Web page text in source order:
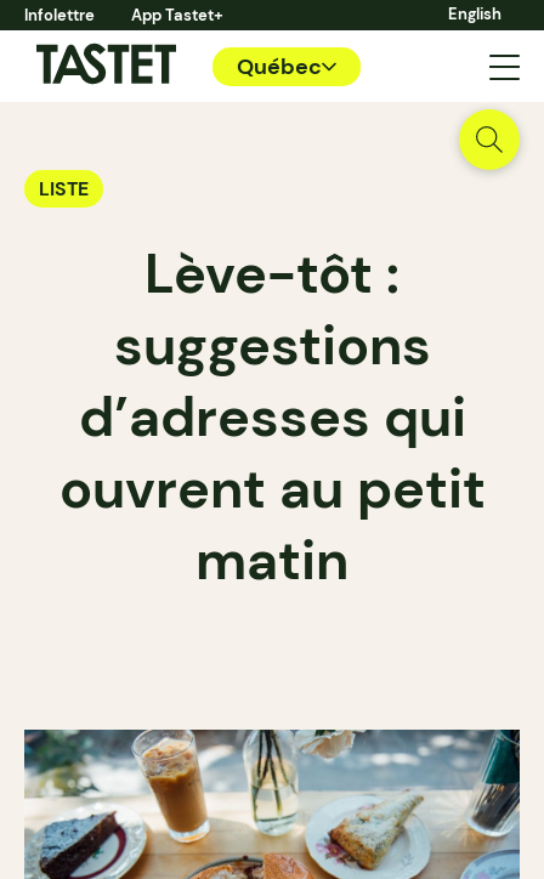
Infolettre App Tastet+ English
Québec
LISTE
Lève-tôt :
suggestions
d’adresses qui
ouvrent au petit
matin